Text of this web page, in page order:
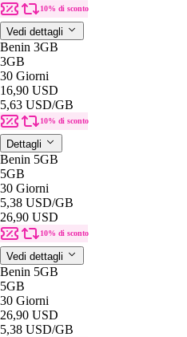
10% di sconto
Vedi dettagli
Benin 3GB
3GB
30 Giorni
16,90 USD
5,63 USD/GB
10% di sconto
Dettagli
Benin 5GB
5GB
30 Giorni
5,38 USD/GB
26,90 USD
10% di sconto
Vedi dettagli
Benin 5GB
5GB
30 Giorni
26,90 USD
5,38 USD/GB